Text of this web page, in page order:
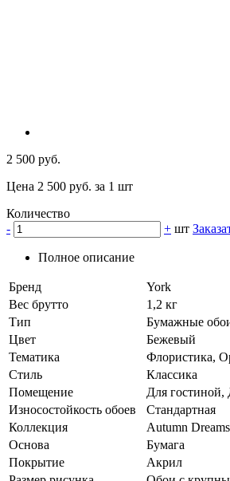
2 500 руб.
Цена 2 500 руб. за 1 шт
Количество
-
+ шт
Полное описание
Бренд
York
Вес брутто
1,2 кг
Тип
Бумажные
Цвет
Бежевый
Тематика
Флористика,
Стиль
Классика
Помещение
Для гостиной,
Износостойкость обоев
Стандартная
Коллекция
Autumn Dreams
Основа
Бумага
Покрытие
Акрил